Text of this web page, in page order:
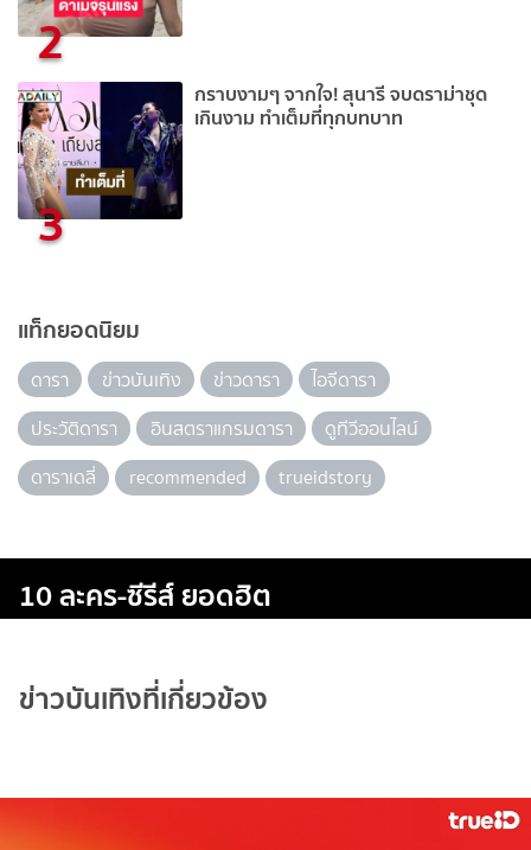
2
3
กราบงามๆ จากใจ! สุนารี จบดราม่าชุด
เกินงาม ทำเต็มที่ทุกบทบาท
แท็กยอดนิยม
ดารา ข่าวบันเทิง ข่าวดารา
ไอจีดารา
ประวัติดารา
อินสตราแกรมดารา
ดูทีวีออนไลน์
ดาราเดลี่
recommended trueidstory
10 ละคร-ซีรีส์ ยอดฮิต
ข่าวบันเทิงที่เกี่ยวข้อง